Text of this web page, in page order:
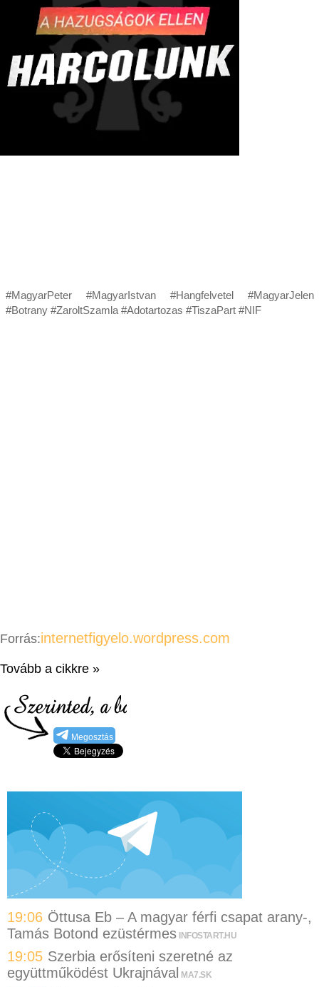
#MagyarPeter #MagyarIstvan #Hangfelvetel #MagyarJelen
#Botrany #ZaroltSzamla #Adotartozas #TiszaPart #NIF
Forrás:internetfigyelo.wordpress.com
Tovább a cikkre »
Megosztás
19:06 Öttusa Eb – A magyar férfi csapat arany-,
Tamás Botond ezüstérmes INFOSTART.HU
19:05 Szerbia erősíteni szeretné az
együttműködést Ukrajnával
MA7.SK